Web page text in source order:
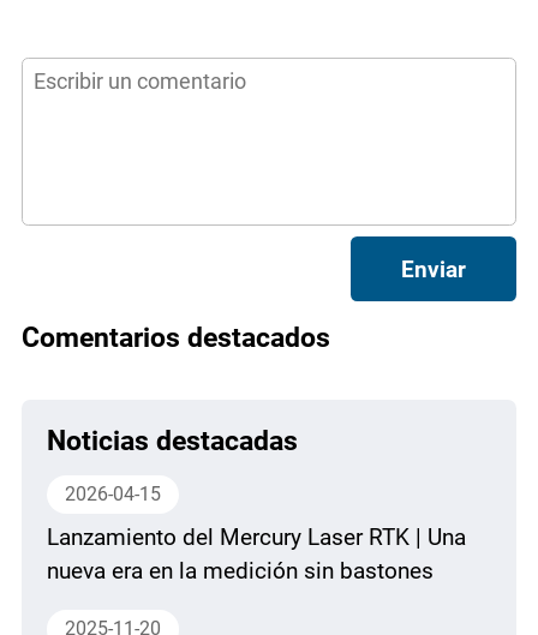
Enviar
Comentarios destacados
Noticias destacadas
2026-04-15
Lanzamiento del Mercury Laser RTK | Una
nueva era en la medición sin bastones
2025-11-20